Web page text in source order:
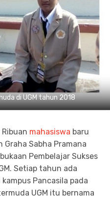
di UGM tahun 2018
Ribuan mahasiswa baru
Graha Sabha Pramana
Pembelajar Sukses
Setiap tahun ada
Pancasila pada
UGM itu bernama